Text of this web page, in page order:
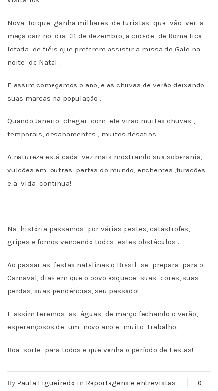
Nova Iorque ganha milhares de turistas que vão ver a
maçã cair no dia 31 de dezembro, a cidade de Roma fica
lotada de fiéis que preferem assistir a missa do Galo na
noite de Natal .
E assim começamos o ano, e as chuvas de verão deixando
suas marcas na população .
Quando Janeiro chegar com ele virão muitas chuvas ,
temporais, desabamentos , muitos desafios .
A natureza está cada vez mais mostrando sua soberania,
vulcões em outras partes do mundo, enchentes ,furacões
e a vida continua!
Na história passamos por várias pestes, catástrofes,
gripes e fomos vencendo todos estes obstáculos .
Ao passar as festas natalinas o Brasil se prepara para o
Carnaval, dias em que o povo esquece suas dores, suas
perdas, suas pendências, seu passado!
E assim teremos as águas de março fechando o verão,
esperançosos de um novo ano e muito trabalho.
Boa sorte para todos e que venha o período de Festas!
By Paula Figueiredo in Reportagens e entrevistas
0